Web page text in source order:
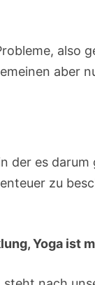
also
aber
der es
zu
Yoga ist